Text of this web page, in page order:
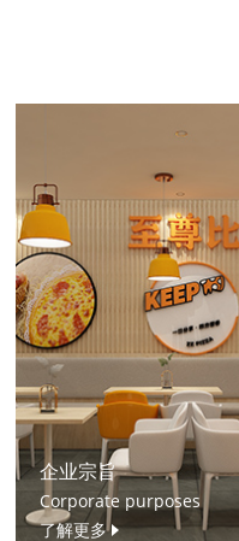
企业宗旨
Corporate purposes
了解更多